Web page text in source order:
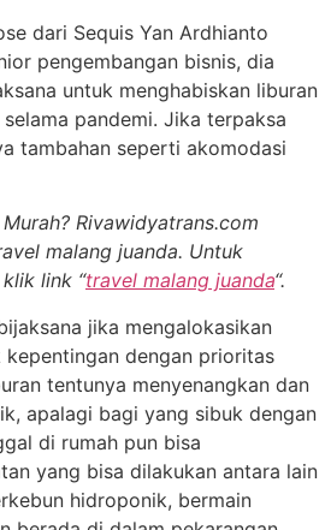
dari Sequis Yan Ardhianto
pengembangan bisnis, dia
untuk menghabiskan liburan
pandemi. Jika terpaksa
tambahan seperti akomodasi
Rivawidyatrans.com
malang juanda. Untuk
link “travel malang juanda“.
jika mengalokasikan
kepentingan dengan prioritas
tentunya menyenangkan dan
apalagi bagi yang sibuk dengan
di rumah pun bisa
yang bisa dilakukan antara lain
hidroponik, bermain